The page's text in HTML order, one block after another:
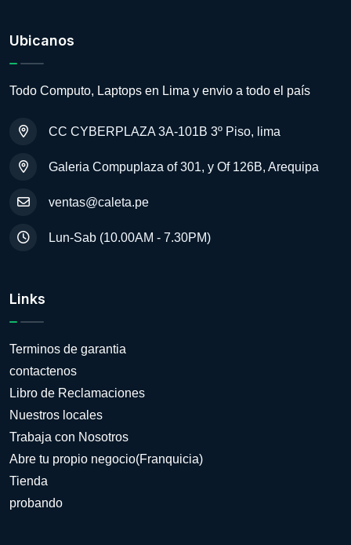
Ubicanos
Todo Computo, Laptops en Lima y envio a todo el país
CC CYBERPLAZA 3A-101B 3º Piso, lima
Galeria Compuplaza of 301, y Of 126B, Arequipa
ventas@caleta.pe
Lun-Sab (10.00AM - 7.30PM)
Links
Terminos de garantia
contactenos
Libro de Reclamaciones
Nuestros locales
Trabaja con Nosotros
Abre tu propio negocio(Franquicia)
Tienda
probando